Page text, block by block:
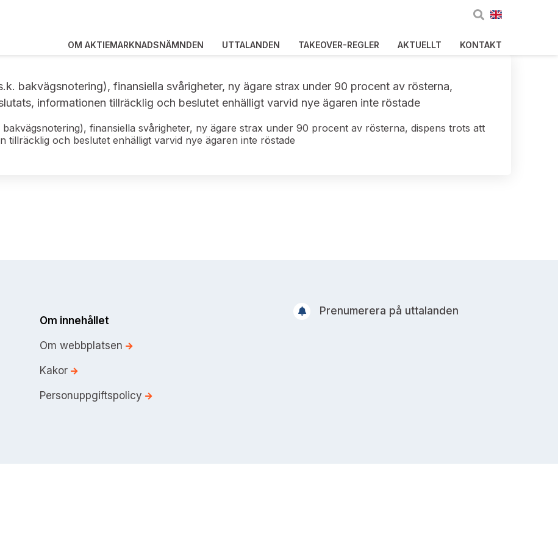
OM AKTIEMARKNADSNÄMNDEN UTTALANDEN TAKEOVER-REGLER AKTUELLT KONTAKT
bakvägsnotering), finansiella svårigheter, ny ägare strax under 90 procent av rösterna,
informationen tillräcklig och beslutet enhälligt varvid nye ägaren inte röstade
finansiella svårigheter, ny ägare strax under 90 procent av rösterna, dispens trots att
tillräcklig och beslutet enhälligt varvid nye ägaren inte röstade
Om innehållet
Om webbplatsen
Kakor
Personuppgiftspolicy
Prenumerera på uttalanden